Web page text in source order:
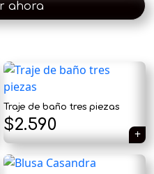
ahora
Traje de baño tres piezas
$2.590
×